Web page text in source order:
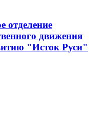
отделение
движения
"Исток Руси"